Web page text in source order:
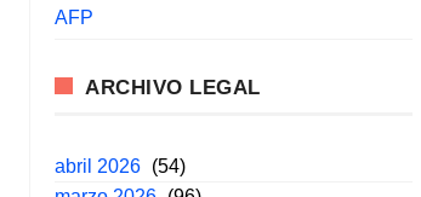
AFP
ARCHIVO LEGAL
abril 2026 (54)